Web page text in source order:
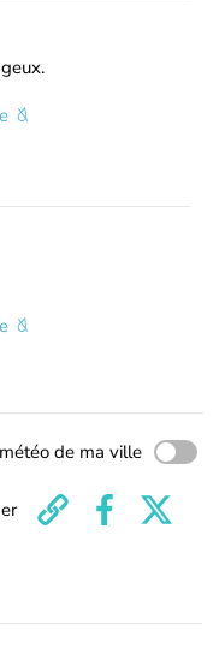
de ma ville